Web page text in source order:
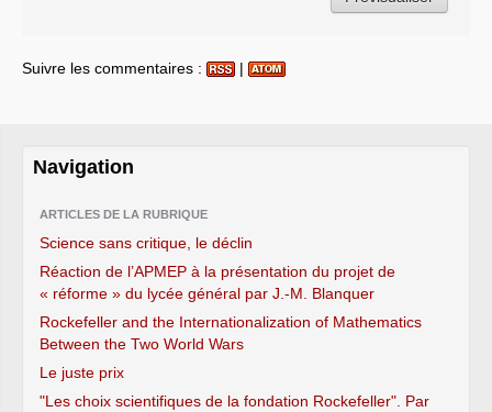
Suivre les commentaires : |
Navigation
ARTICLES DE LA RUBRIQUE
Science sans critique, le déclin
Réaction de l’APMEP à la présentation du projet de
« réforme » du lycée général par J.-M. Blanquer
Rockefeller and the Internationalization of Mathematics
Between the Two World Wars
Le juste prix
"Les choix scientifiques de la fondation Rockefeller". Par